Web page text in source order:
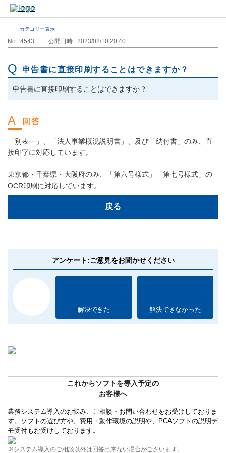
カテゴリー表示
No : 4543 公開日時 : 2023/02/10 20:40
申告書に直接印刷することはできますか？
申告書に直接印刷することはできますか？
「別表一」、「法人事業概況説明書」、及び「納付書」のみ、直
接印字に対応しています。
東京都・千葉県・大阪府のみ、「第六号様式」「第七号様式」の
OCR印刷に対応しています。
戻る
アンケート:ご意見をお聞かせください
解決できた 解決できなかった
これからソフトを導入予定の
お客様へ
業務システム導入のお悩み、ご相談・お問い合わせをお受けしておりま
す。ソフトの選び方や、費用・動作環境の説明や、PCAソフトの説明デ
モ受付もお受けしております。
※システム導入のご相談以外は回答出来ない場合がございます。